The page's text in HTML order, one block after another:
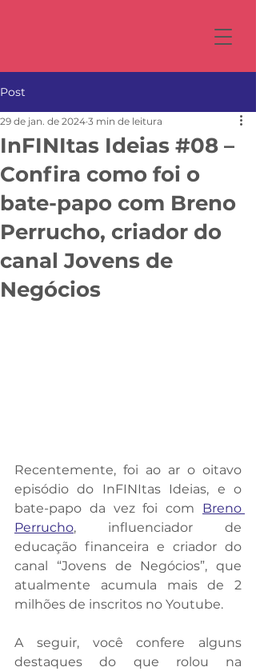
Post
InFINItas Ideias #08 –
Confira como foi o
bate-papo com Breno
Perrucho, criador do
canal Jovens de
Negócios
29 de jan. de 2024 3 min de leitura
Recentemente, foi ao ar o oitavo
episódio do InFINItas Ideias, e o
bate-papo da vez foi com Breno
Perrucho, influenciador de
educação financeira e criador do
canal “Jovens de Negócios”, que
atualmente acumula mais de 2
milhões de inscritos no Youtube.
A seguir, você confere alguns
destaques do que rolou na